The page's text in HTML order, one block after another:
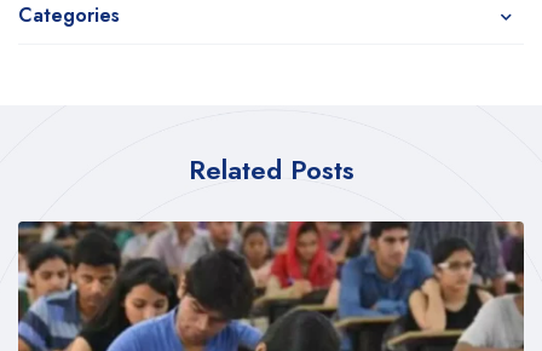
Categories
Related Posts